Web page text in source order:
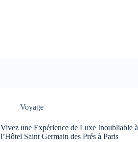
Voyage
Vivez une Expérience de Luxe Inoubliable à
l’Hôtel Saint Germain des Prés à Paris